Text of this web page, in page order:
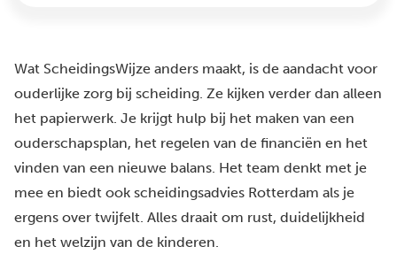
Wat ScheidingsWijze anders maakt, is de aandacht voor
ouderlijke zorg bij scheiding. Ze kijken verder dan alleen
het papierwerk. Je krijgt hulp bij het maken van een
ouderschapsplan, het regelen van de financiën en het
vinden van een nieuwe balans. Het team denkt met je
mee en biedt ook scheidingsadvies Rotterdam als je
ergens over twijfelt. Alles draait om rust, duidelijkheid
en het welzijn van de kinderen.